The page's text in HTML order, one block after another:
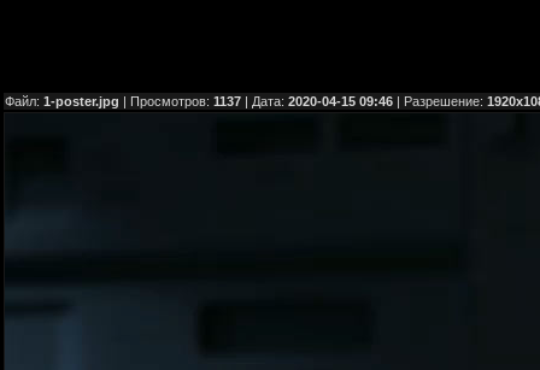
Файл: 1-poster.jpg | Просмотров: 1137 | Дата: 2020-04-15 09:46 | Разрешение: